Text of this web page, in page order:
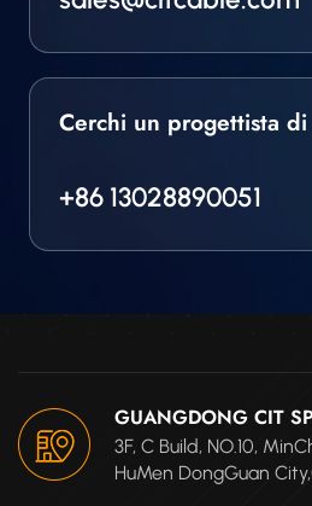
Cerchi un progettista
+86 13028890051
GUANGDONG CIT
3F, C Build, NO.10,
HuMen DongGuan